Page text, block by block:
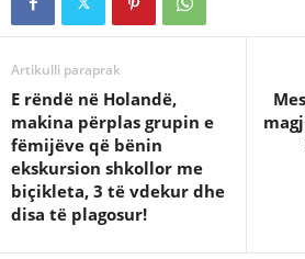
Artikulli paraprak
E rëndë në Holandë,
makina përplas grupin e
fëmijëve që bënin
ekskursion shkollor me
biçikleta, 3 të vdekur dhe
disa të plagosur!